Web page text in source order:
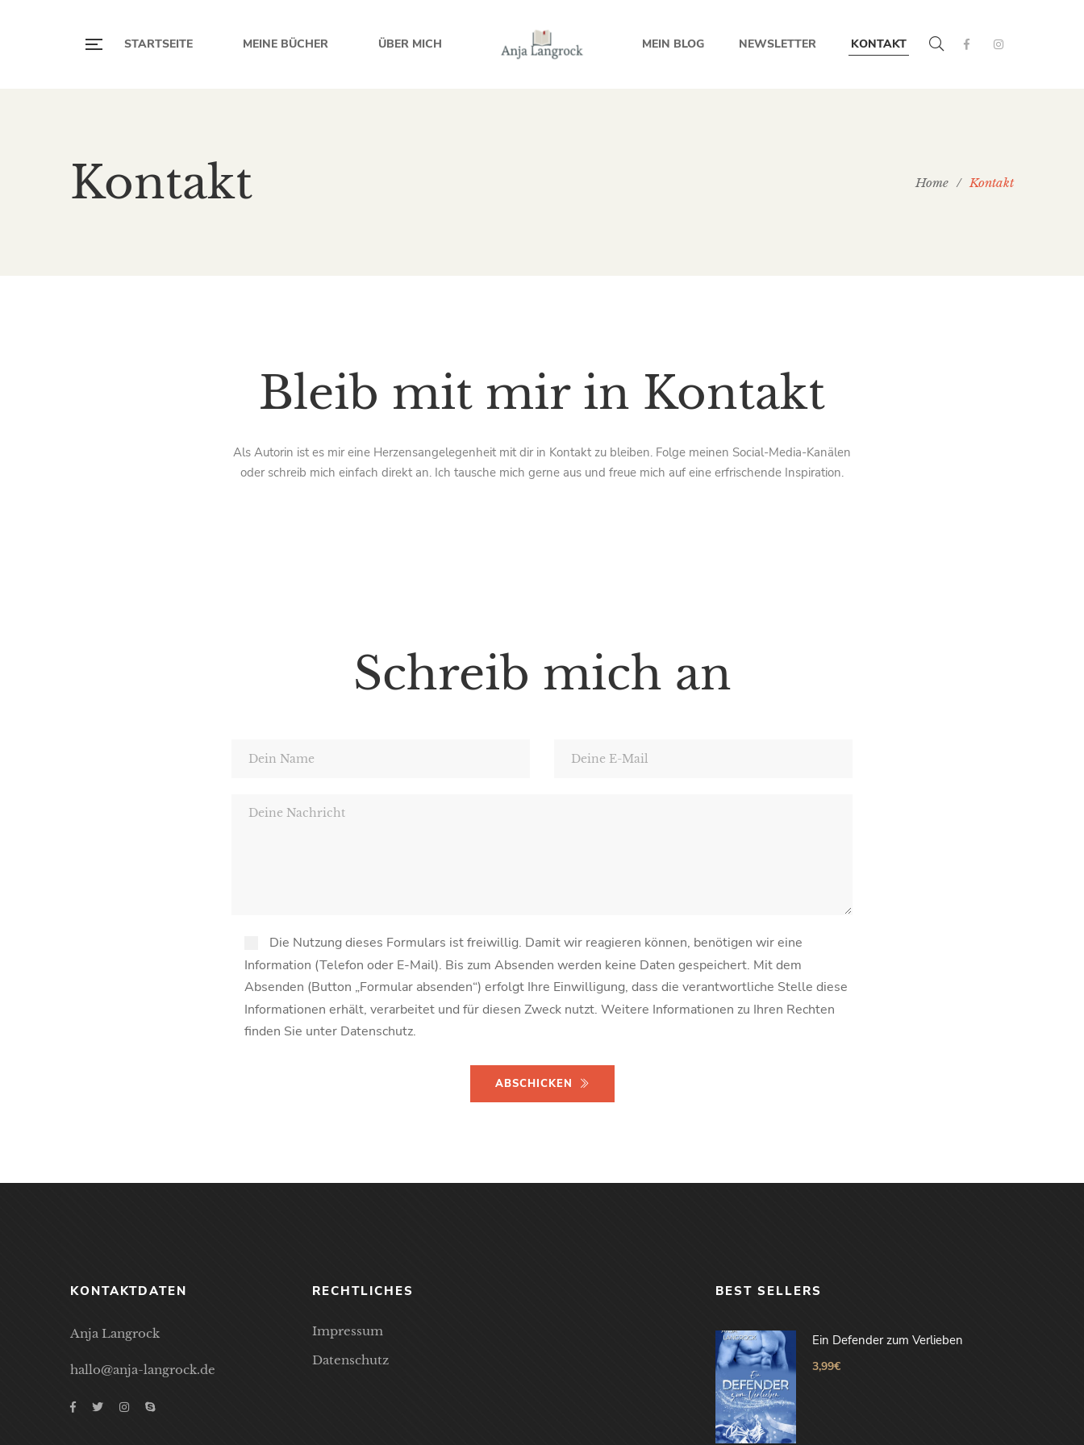
STARTSEITE MEINE BÜCHER ÜBER MICH MEIN BLOG NEWSLETTER KONTAKT
Kontakt Home / Kontakt
Bleib mit mir in Kontakt
Als Autorin ist es mir eine Herzensangelegenheit mit dir in Kontakt zu bleiben. Folge meinen Social-Media-Kanälen
oder schreib mich einfach direkt an. Ich tausche mich gerne aus und freue mich auf eine erfrischende Inspiration.
Schreib mich an
Die Nutzung dieses Formulars ist freiwillig. Damit wir reagieren können, benötigen wir eine
Information (Telefon oder E-Mail). Bis zum Absenden werden keine Daten gespeichert. Mit dem
Absenden (Button „Formular absenden“) erfolgt Ihre Einwilligung, dass die verantwortliche Stelle diese
Informationen erhält, verarbeitet und für diesen Zweck nutzt. Weitere Informationen zu Ihren Rechten
finden Sie unter Datenschutz.
ABSCHICKEN
KONTAKTDATEN
Anja Langrock
hallo@anja-langrock.de
RECHTLICHES
Impressum
Datenschutz
BEST SELLERS
Ein Defender zum Verlieben
3,99€